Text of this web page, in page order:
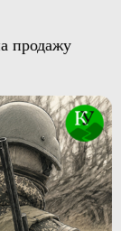
продажу